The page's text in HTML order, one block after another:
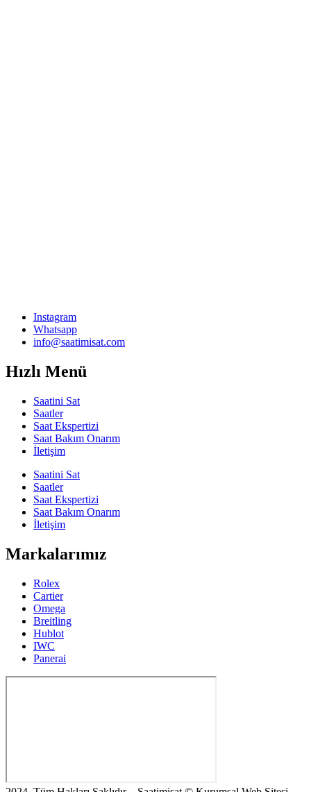
Instagram
Whatsapp
info@saatimisat.com
Hızlı Menü
Saatini Sat
Saatler
Saat Ekspertizi
Saat Bakım Onarım
İletişim
Saatini Sat
Saatler
Saat Ekspertizi
Saat Bakım Onarım
İletişim
Markalarımız
Rolex
Cartier
Omega
Breitling
Hublot
IWC
Panerai